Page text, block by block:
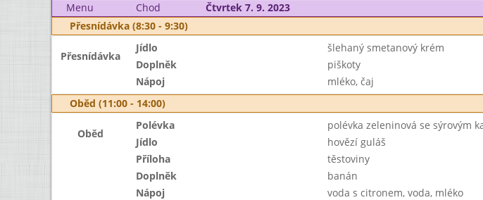
Menu
Chod Čtvrtek 7. 9. 2023
Přesnídávka (8:30 - 9:30)
Přesnídávka
Jídlo šlehaný smetanový krém
Doplněk
piškoty
Nápoj
mléko, čaj
Oběd (11:00 - 14:00)
Oběd
Polévka polévka zeleninová se sýrovým
Jídlo
hovězí guláš
Příloha
těstoviny
Doplněk
banán
Nápoj
voda s citronem, voda, mléko